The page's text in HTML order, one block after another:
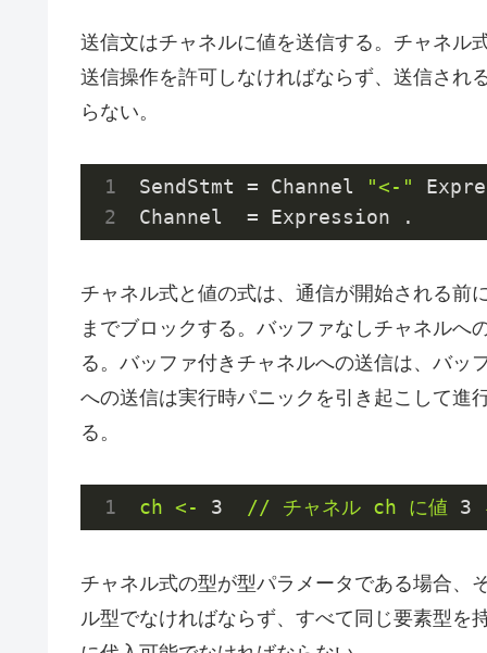
送信文はチャネルに値を送信する。チャネル
送信操作を許可しなければならず、送信され
らない。
SendStmt = Channel "<-"
チャネル式と値の式は、通信が開始される前
までブロックする。バッファなしチャネル
る。バッファ付きチャネルへの送信は、バッ
への送信は実行時パニックを引き起こして進
る。
ch <- 3 // チャネル ch に値 3
チャネル式の型が型パラメータである場合、
ル型でなければならず、すべて同じ要素型を